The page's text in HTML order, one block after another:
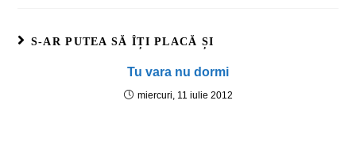
S-AR PUTEA SĂ ÎȚI PLACĂ ȘI
Tu vara nu dormi
miercuri, 11 iulie 2012